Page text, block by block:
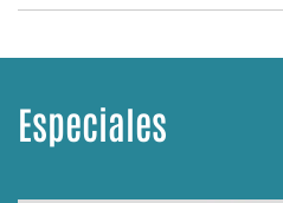
Especiales